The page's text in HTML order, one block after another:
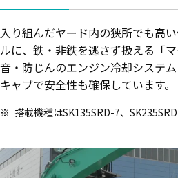
入り組んだヤード内の狭所でも高
ルに、鉄・非鉄を逃さず扱える「
音・防じんのエンジン冷却システ
キャブで安全性も確保しています。
搭載機種はSK135SRD-7、